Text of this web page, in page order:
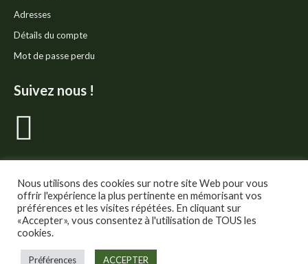
Adresses
Détails du compte
Mot de passe perdu
Suivez nous !
page
Facebook
s'ouvre
© Thé Gourmand - Tous droits réservés.
Nous utilisons des cookies sur notre site Web pour vous
offrir l'expérience la plus pertinente en mémorisant vos
préférences et les visites répétées. En cliquant sur
«Accepter», vous consentez à l'utilisation de TOUS les
cookies.
Préférences ACCEPTER